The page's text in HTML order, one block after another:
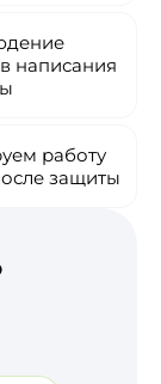
написания
работу
защиты